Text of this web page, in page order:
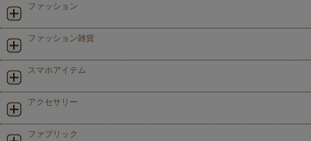
ファッション
ファッション雑貨
スマホアイテム
アクセサリー
ファブリック